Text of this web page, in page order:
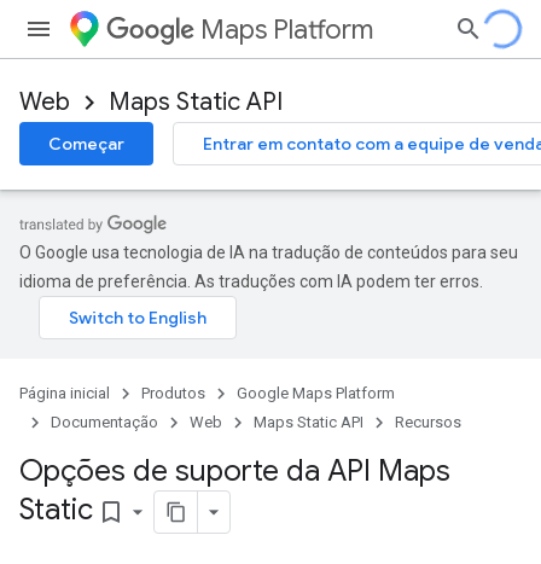
Maps Platform
Web Maps Static API
Começar Entrar em contato com a equipe de
O Google usa tecnologia de IA na tradução de conteúdos para seu
idioma de preferência. As traduções com IA podem ter erros.
Página inicial Produtos
Google Maps Platform
Documentação
Web Maps Static API Recursos
Opções de suporte da API Maps
Static bookmark_border